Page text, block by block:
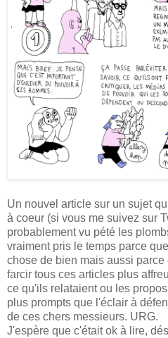
Un nouvel article sur un sujet
à coeur (si vous me suivez sur
probablement vu pété les
vraiment pris le temps parce
chose de bien mais aussi
farcir tous ces articles plus
ce qu'ils relataient ou les
plus prompts que l'éclair à
de ces chers messieurs. URG.
J'espère que c'était ok à lire,